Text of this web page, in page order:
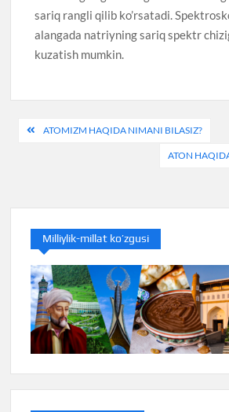
sariq rangli qilib ko’rsatadi.
alangada natriyning sariq spektr
kuzatish mumkin.
PostATOMIZM HAQIDA NIMANI BILASIZ?
ATON
Milliylik-millat ko’zgusi